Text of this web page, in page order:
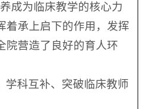
成为临床教学的核心力
着承上启下的作用，发挥
院营造了良好的育人环
学科互补、突破临床教师